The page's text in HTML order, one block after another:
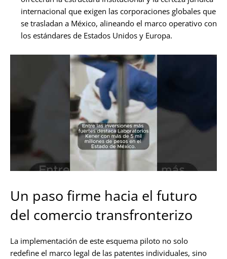
internacional que exigen las corporaciones globales que
se trasladan a México, alineando el marco operativo con
los estándares de Estados Unidos y Europa.
Un paso firme hacia el futuro
del comercio transfronterizo
La implementación de este esquema piloto no solo
redefine el marco legal de las patentes individuales, sino